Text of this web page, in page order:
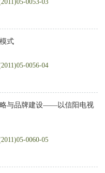
0053-03
式
0056-04
与品牌建设——以信阳电视
0060-05